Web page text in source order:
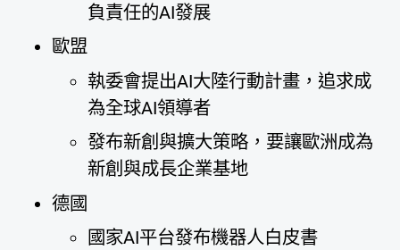
負責任的AI發展
歐盟
執委會提出AI大陸行動計畫，追求成
為全球AI領導者
發布新創與擴大策略，要讓歐洲成為
新創與成長企業基地
德國
國家AI平台發布機器人白皮書